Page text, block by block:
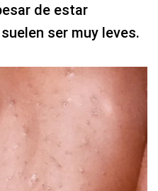
de estar
ser muy leves.